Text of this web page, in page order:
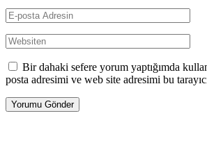
Bir dahaki sefere yorum yaptığımda
posta adresimi ve web site adresimi bu